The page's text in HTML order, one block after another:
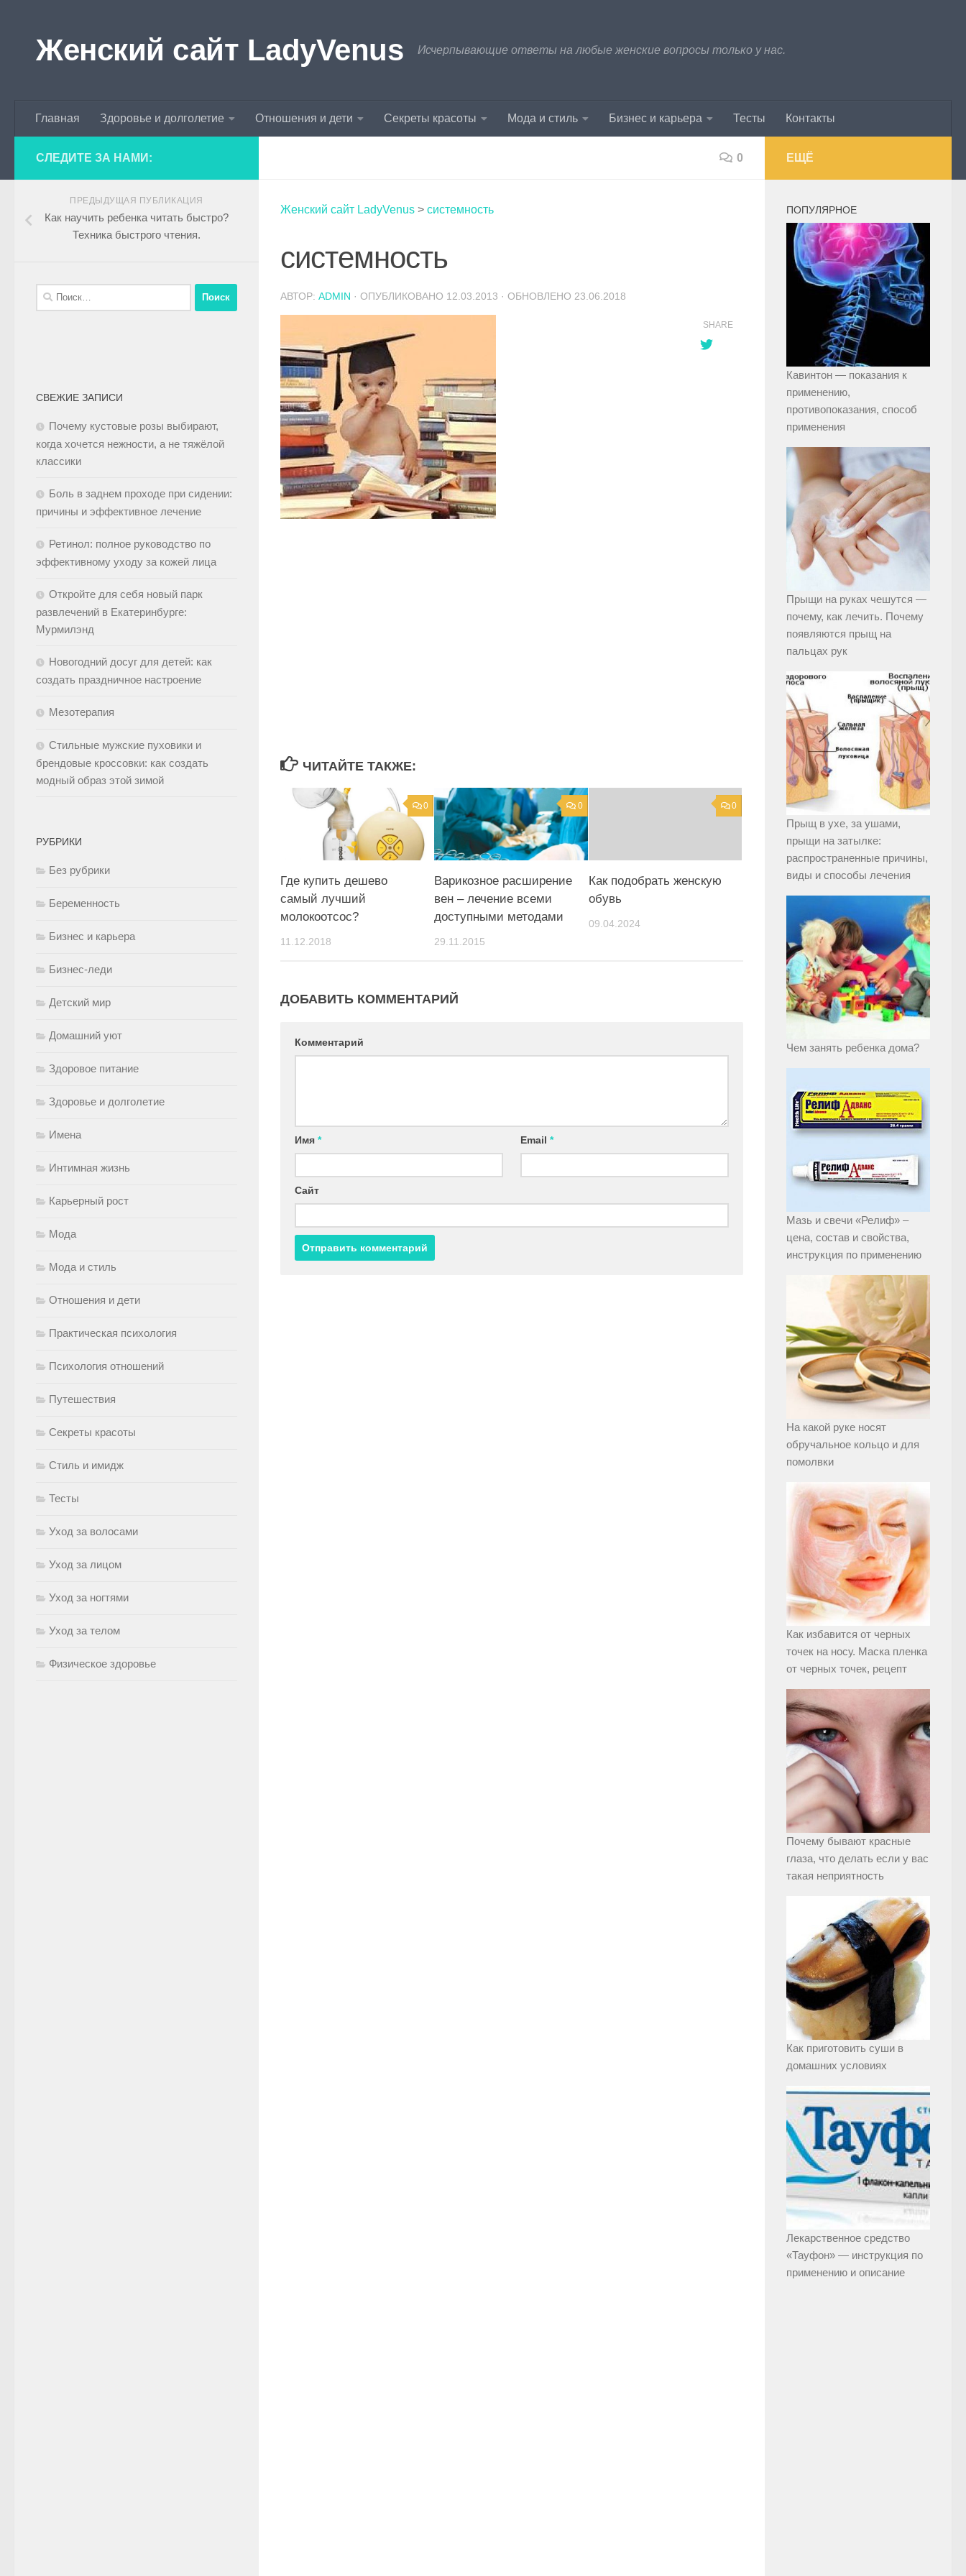
Женский сайт LadyVenus Исчерпывающие ответы на любые женские вопросы только у нас.
Главная Здоровье и долголетие Отношения и дети Секреты красоты Мода и стиль Бизнес и карьера Тесты Контакты
0
Женский сайт LadyVenus > системность
системность
АВТОР: ADMIN · ОПУБЛИКОВАНО 12.03.2013 · ОБНОВЛЕНО 23.06.2018
SHARE
ЧИТАЙТЕ ТАКЖЕ:
0
Где купить дешево
самый лучший
молокоотсос?
11.12.2018
0
Варикозное расширение
вен – лечение всеми
доступными методами
29.11.2015
0
Как подобрать женскую
обувь
09.04.2024
ДОБАВИТЬ КОММЕНТАРИЙ
Комментарий
Имя * Email*
Сайт
СЛЕДИТЕ ЗА НАМИ:
ПРЕДЫДУЩАЯ ПУБЛИКАЦИЯ
Как научить ребенка читать быстро?
Техника быстрого чтения.
СВЕЖИЕ ЗАПИСИ
Почему кустовые розы выбирают,
когда хочется нежности, а не тяжёлой
классики
Боль в заднем проходе при сидении:
причины и эффективное лечение
Ретинол: полное руководство по
эффективному уходу за кожей лица
Откройте для себя новый парк
развлечений в Екатеринбурге:
Мурмилэнд
Новогодний досуг для детей: как
создать праздничное настроение
Мезотерапия
Стильные мужские пуховики и
брендовые кроссовки: как создать
модный образ этой зимой
РУБРИКИ
Без рубрики
Беременность
Бизнес и карьера
Бизнес-леди
Детский мир
Домашний уют
Здоровое питание
Здоровье и долголетие
Имена
Интимная жизнь
Карьерный рост
Мода
Мода и стиль
Отношения и дети
Практическая психология
Психология отношений
Путешествия
Секреты красоты
Стиль и имидж
Тесты
Уход за волосами
Уход за лицом
Уход за ногтями
Уход за телом
Физическое здоровье
ЕЩЁ
ПОПУЛЯРНОЕ
Кавинтон — показания к
применению,
противопоказания, способ
применения
Прыщи на руках чешутся —
почему, как лечить. Почему
появляются прыщ на
пальцах рук
Прыщ в ухе, за ушами,
прыщи на затылке:
распространенные причины,
виды и способы лечения
Чем занять ребенка дома?
Мазь и свечи «Релиф» –
цена, состав и свойства,
инструкция по применению
На какой руке носят
обручальное кольцо и для
помолвки
Как избавится от черных
точек на носу. Маска пленка
от черных точек, рецепт
Почему бывают красные
глаза, что делать если у вас
такая неприятность
Как приготовить суши в
домашних условиях
Лекарственное средство
«Тауфон» — инструкция по
применению и описание